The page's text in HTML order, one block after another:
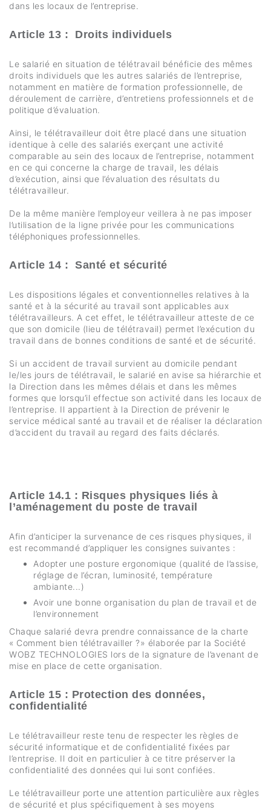
dans les locaux de l’entreprise.
Article 13 : Droits individuels
Le salarié en situation de télétravail bénéficie des mêmes
droits individuels que les autres salariés de l’entreprise,
notamment en matière de formation professionnelle, de
déroulement de carrière, d’entretiens professionnels et de
politique d’évaluation.
Ainsi, le télétravailleur doit être placé dans une situation
identique à celle des salariés exerçant une activité
comparable au sein des locaux de l’entreprise, notamment
en ce qui concerne la charge de travail, les délais
d’exécution, ainsi que l’évaluation des résultats du
télétravailleur.
De la même manière l’employeur veillera à ne pas imposer
l’utilisation de la ligne privée pour les communications
téléphoniques professionnelles.
Article 14 : Santé et sécurité
Les dispositions légales et conventionnelles relatives à la
santé et à la sécurité au travail sont applicables aux
télétravailleurs. A cet effet, le télétravailleur atteste de ce
que son domicile (lieu de télétravail) permet l’exécution du
travail dans de bonnes conditions de santé et de sécurité.
Si un accident de travail survient au domicile pendant
le/les jours de télétravail, le salarié en avise sa hiérarchie et
la Direction dans les mêmes délais et dans les mêmes
formes que lorsqu’il effectue son activité dans les locaux de
l’entreprise. Il appartient à la Direction de prévenir le
service médical santé au travail et de réaliser la déclaration
d’accident du travail au regard des faits déclarés.
Article 14.1 : Risques physiques liés à
l’aménagement du poste de travail
Afin d’anticiper la survenance de ces risques physiques, il
est recommandé d’appliquer les consignes suivantes :
Adopter une posture ergonomique (qualité de l’assise,
réglage de l’écran, luminosité, température
ambiante...)
Avoir une bonne organisation du plan de travail et de
l’environnement
Chaque salarié devra prendre connaissance de la charte
« Comment bien télétravailler ?» élaborée par la Société
WOBZ TECHNOLOGIES lors de la signature de l’avenant de
mise en place de cette organisation.
Article 15 : Protection des données,
confidentialité
Le télétravailleur reste tenu de respecter les règles de
sécurité informatique et de confidentialité fixées par
l’entreprise. Il doit en particulier à ce titre préserver la
confidentialité des données qui lui sont confiées.
Le télétravailleur porte une attention particulière aux règles
de sécurité et plus spécifiquement à ses moyens